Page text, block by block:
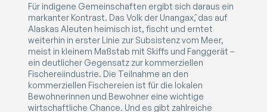
Für indigene Gemeinschaften ergibt sich daraus ein
markanter Kontrast. Das Volk der Unangax̂, das auf
Alaskas Aleuten heimisch ist, fischt und erntet
weiterhin in erster Linie zur Subsistenz vom Meer,
meist in kleinem Maßstab mit Skiffs und Fanggerät –
ein deutlicher Gegensatz zur kommerziellen
Fischereiindustrie. Die Teilnahme an den
kommerziellen Fischereien ist für die lokalen
Bewohnerinnen und Bewohner eine wichtige
wirtschaftliche Chance. Und es gibt zahlreiche